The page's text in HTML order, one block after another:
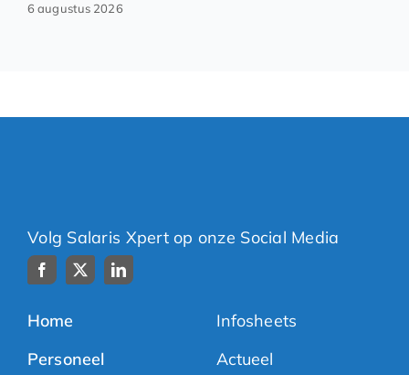
6 augustus 2026
Volg Salaris Xpert op onze Social Media
Home
Personeel
Infosheets
Actueel